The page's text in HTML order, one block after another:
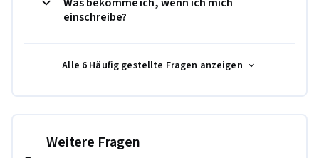
einschreibe?
Alle 6 Häufig gestellte Fragen anzeigen
Weitere Fragen